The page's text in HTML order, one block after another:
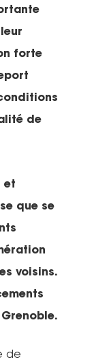
forte
de
et
que se
voisins.
de